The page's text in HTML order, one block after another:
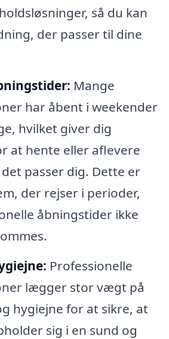
så du kan
der passer til dine
Mange
har åbent i weekender
hvilket giver dig
at hente eller aflevere
passer dig. Dette er
der rejser i perioder,
åbningstider ikke
Professionelle
lægger stor vægt på
hygiejne for at sikre, at
sig i en sund og